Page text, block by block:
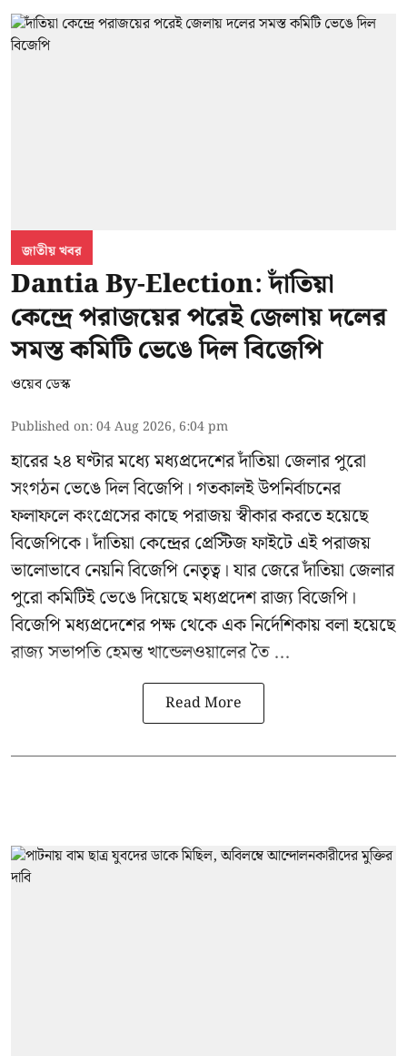
জাতীয় খবর
Dantia By-Election: দাঁতিয়া
কেন্দ্রে পরাজয়ের পরেই জেলায় দলের
সমস্ত কমিটি ভেঙে দিল বিজেপি
ওয়েব ডেস্ক
Published on:04 Aug 2026, 6:04 pm
হারের ২৪ ঘণ্টার মধ্যে মধ্যপ্রদেশের দাঁতিয়া জেলার পুরো
সংগঠন ভেঙে দিল বিজেপি। গতকালই উপনির্বাচনের
ফলাফলে কংগ্রেসের কাছে পরাজয় স্বীকার করতে হয়েছে
বিজেপিকে। দাঁতিয়া কেন্দ্রের প্রেস্টিজ ফাইটে এই পরাজয়
ভালোভাবে নেয়নি বিজেপি নেতৃত্ব। যার জেরে দাঁতিয়া জেলার
পুরো কমিটিই ভেঙে দিয়েছে মধ্যপ্রদেশ রাজ্য বিজেপি।
বিজেপি মধ্যপ্রদেশের পক্ষ থেকে এক নির্দেশিকায় বলা হয়েছে
রাজ্য সভাপতি হেমন্ত খান্ডেলওয়ালের তৈ ...
Read More